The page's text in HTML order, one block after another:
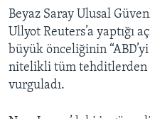
Beyaz Saray Ulusal
Ullyot Reuters’a yaptığı
büyük önceliğinin
nitelikli tüm tehditlerden
vurguladı.